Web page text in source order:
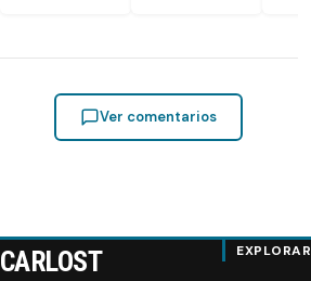
Ver comentarios
CARLOST EXPLORAR